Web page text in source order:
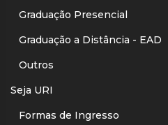
Graduação Presencial
Graduação a Distância - EAD
Outros
Seja URI
Formas de Ingresso